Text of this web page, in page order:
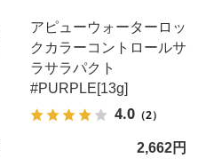
アピューウォーターロッ
クカラーコントロールサ
ラサラパクト
#PURPLE[13g]
4.0（2）
2,662円